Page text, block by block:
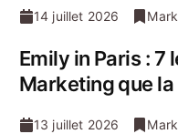
14 juillet 2026
Emily in Paris : 7
Marketing que
13 juillet 2026